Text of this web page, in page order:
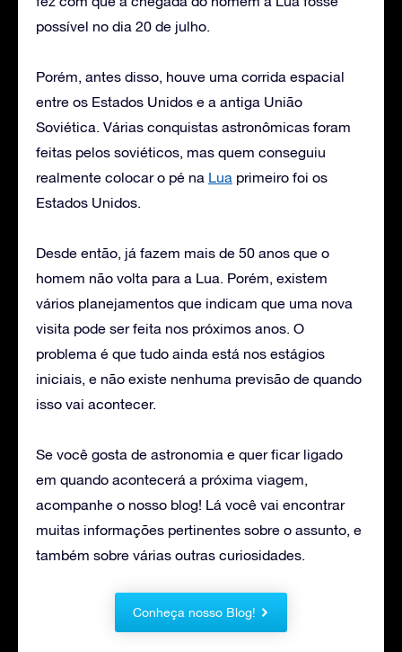
possível no dia 20 de julho.
Porém, antes disso, houve uma corrida espacial
entre os Estados Unidos e a antiga União
Soviética. Várias conquistas astronômicas foram
feitas pelos soviéticos, mas quem conseguiu
realmente colocar o pé na Lua primeiro foi os
Estados Unidos.
Desde então, já fazem mais de 50 anos que o
homem não volta para a Lua. Porém, existem
vários planejamentos que indicam que uma nova
visita pode ser feita nos próximos anos. O
problema é que tudo ainda está nos estágios
iniciais, e não existe nenhuma previsão de quando
isso vai acontecer.
Se você gosta de astronomia e quer ficar ligado
em quando acontecerá a próxima viagem,
acompanhe o nosso blog! Lá você vai encontrar
muitas informações pertinentes sobre o assunto, e
também sobre várias outras curiosidades.
Conheça nosso Blog!